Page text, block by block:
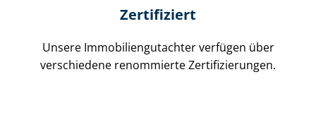
Zertifiziert
Unsere Immobilien­gutachter verfügen über
verschiedene renommierte Zer­ti­fi­zie­run­gen.